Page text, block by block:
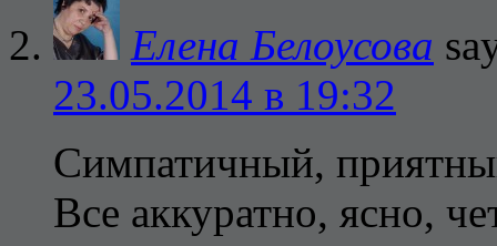
Елена Белоусова
23.05.2014 в 19:32
Симпатичный,
Все аккуратно, ясно,